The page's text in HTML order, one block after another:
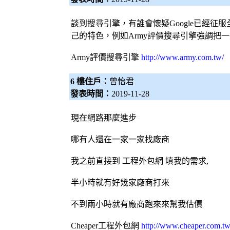
談到 搜尋引擎，有誰會懷疑Google已經征
己的特色，例如Army評價搜尋引擎強調把
Army評價搜尋引擎 http://www.army.com.tw/
6 樓住戶： 曾怡君
發表時間： 2019-11-28
現在網路那麼進步
哪有人還在一家一家找廠商
我之前直接到 工程外包網 填我的需求,
半小時就有好幾家廠商打來
不到兩小時就有廠商跑來來幫我估價
Cheaper工程外包網 http://